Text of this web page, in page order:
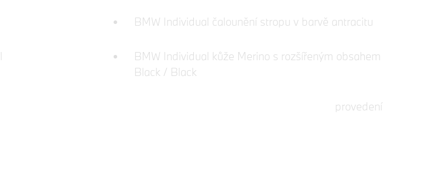
BMW Individual čalounění stropu v barvě antracitu
BMW Individual kůže Merino s rozšířeným obsahem
Black / Black
BMW Individual střešní podélné nosníky v provedení